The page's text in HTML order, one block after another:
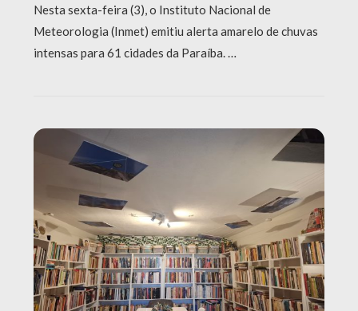
Nesta sexta-feira (3), o Instituto Nacional de
Meteorologia (Inmet) emitiu alerta amarelo de chuvas
intensas para 61 cidades da Paraíba. …